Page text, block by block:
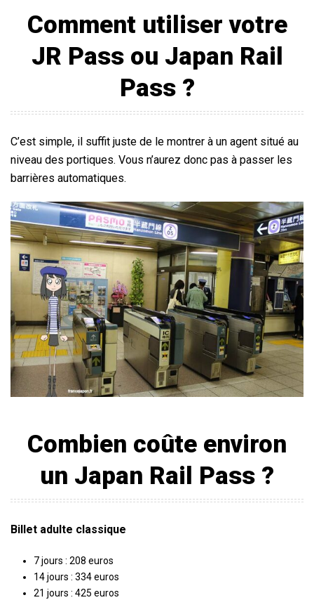
Comment utiliser votre
JR Passou Japan Rail
Pass ?
C’est simple, il suffit juste de le montrer à un agent situé au
niveau des portiques. Vous n’aurez donc pas à passer les
barrières automatiques.
Combien coûte environ
un Japan Rail Pass ?
Billet adulte classique
7 jours : 208 euros
14 jours : 334 euros
21 jours : 425 euros